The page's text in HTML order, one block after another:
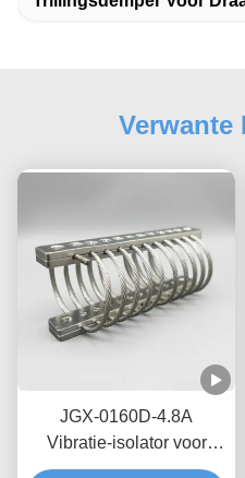
Verwante
JGX-0160D-4.8A
Vibratie-isolator voor
zeedraden op zee,